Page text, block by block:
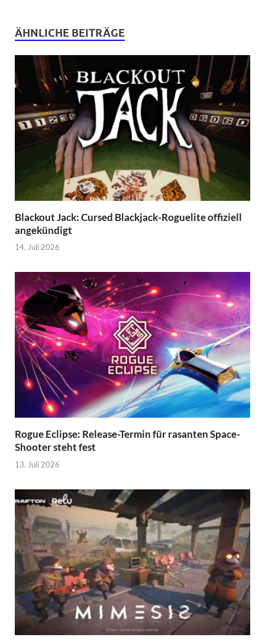
ÄHNLICHE BEITRÄGE
Blackout Jack: Cursed Blackjack-Roguelite offiziell
angekündigt
14. Juli 2026
Rogue Eclipse: Release-Termin für rasanten Space-
Shooter steht fest
13. Juli 2026